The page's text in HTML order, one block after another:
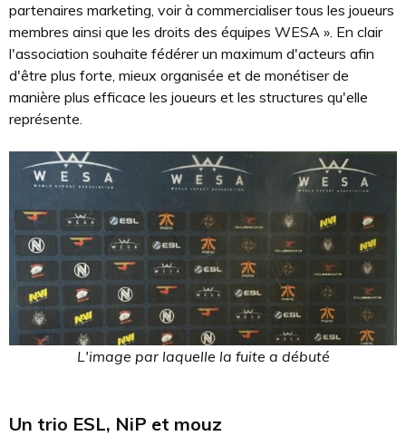
partenaires marketing, voir à commercialiser tous les joueurs
membres ainsi que les droits des équipes WESA ». En clair
l'association souhaite fédérer un maximum d'acteurs afin
d'être plus forte, mieux organisée et de monétiser de
manière plus efficace les joueurs et les structures qu'elle
représente.
L'image par laquelle la fuite a débuté
Un trio ESL, NiP et mouz